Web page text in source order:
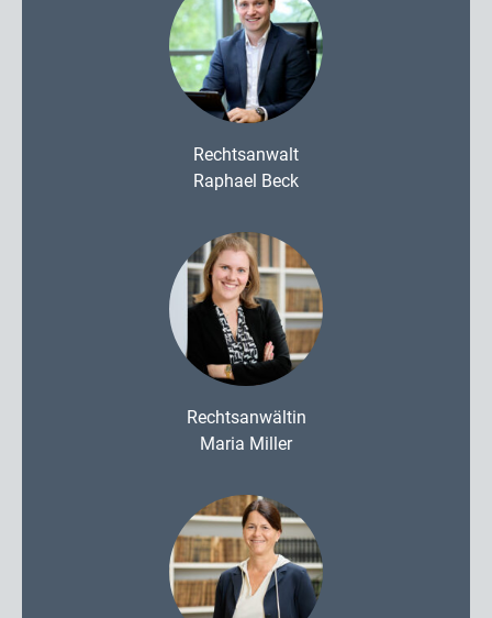
Rechtsanwalt
Raphael Beck
Rechtsanwältin
Maria Miller